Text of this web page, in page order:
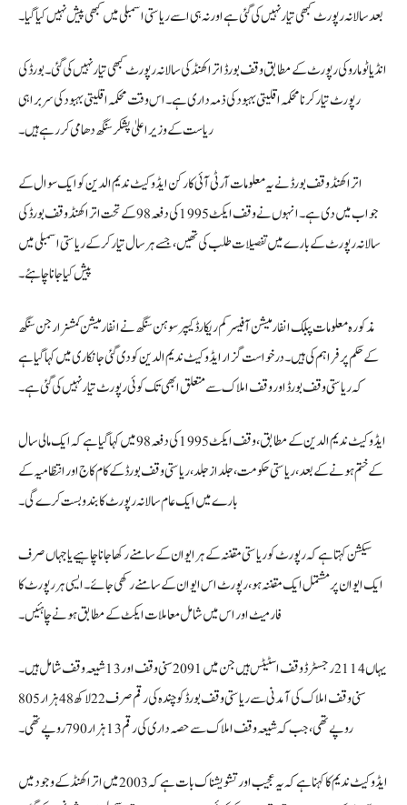
بعد سالانہ رپورٹ کبھی تیار نہیں کی گئی ہے اور نہ ہی اسے ریاستی اسمبلی میں کبھی پیش نہیں کیا گیا۔
انڈیا ٹو مارو کی رپورٹ کے مطابق وقف بورڈ اتراکھنڈ کی سالانہ رپورٹ کبھی تیار نہیں کی گئی۔ بورڈ کی
رپورٹ تیار کرنا محکمہ اقلیتی بہبود کی ذمہ داری ہے۔ اس وقت محکمہ اقلیتی بہبود کی سربراہی
ریاست کے وزیر اعلیٰ پشکر سنگھ دھامی کر رہے ہیں۔
اتراکھنڈ وقف بورڈ نے یہ معلومات آر ٹی آئی کارکن ایڈوکیٹ ندیم الدین کو ایک سوال کے
جواب میں دی ہے۔ انہوں نے وقف ایکٹ 1995 کی دفعہ 98 کے تحت اتراکھنڈ وقف بورڈ کی
سالانہ رپورٹ کے بارے میں تفصیلات طلب کی تھیں، جسے ہر سال تیار کرکے ریاستی اسمبلی میں
پیش کیا جانا چاہئے۔
مذکورہ معلومات پبلک انفارمیشن آفیسر کم ریکارڈ کیپر سوہن سنگھ نے انفارمیشن کمشنر ارجن سنگھ
کے حکم پر فراہم کی ہیں۔ درخواست گزار ایڈوکیٹ ندیم الدین کو دی گئی جانکاری میں کہا گیا ہے
کہ ریاستی وقف بورڈ اور وقف املاک سے متعلق ابھی تک کوئی رپورٹ تیار نہیں کی گئی ہے۔
ایڈوکیٹ ندیم الدین کے مطابق، وقف ایکٹ 1995 کی دفعہ 98 میں کہا گیا ہے کہ ایک مالی سال
کے ختم ہونے کے بعد، ریاستی حکومت، جلد از جلد، ریاستی وقف بورڈ کے کام کاج اور انتظامیہ کے
بارے میں ایک عام سالانہ رپورٹ کا بندوبست کرے گی۔
سیکشن کہتا ہے کہ رپورٹ کو ریاستی مقننہ کے ہر ایوان کے سامنے رکھا جانا چاہیے یا جہاں صرف
ایک ایوان پر مشتمل ایک مقننہ ہو، رپورٹ اس ایوان کے سامنے رکھی جائے۔ ایسی ہر رپورٹ کا
فارمیٹ اور اس میں شامل معاملات ایکٹ کے مطابق ہونے چاہئیں۔
یہاں 2114 رجسٹرڈ وقف اسٹیٹس ہیں جن میں 2091 سنی وقف اور 13 شیعہ وقف شامل ہیں۔
سنی وقف املاک کی آمدنی سے ریاستی وقف بورڈ کو چندہ کی رقم صرف 22 لاکھ 48 ہزار 805
روپے تھی، جب کہ شیعہ وقف املاک سے حصہ داری کی رقم 13 ہزار 790 روپے تھی۔
ایڈوکیٹ ندیم کا کہنا ہے کہ یہ عجیب اور تشویشناک بات ہے کہ 2003 میں اتراکھنڈ کے وجود میں